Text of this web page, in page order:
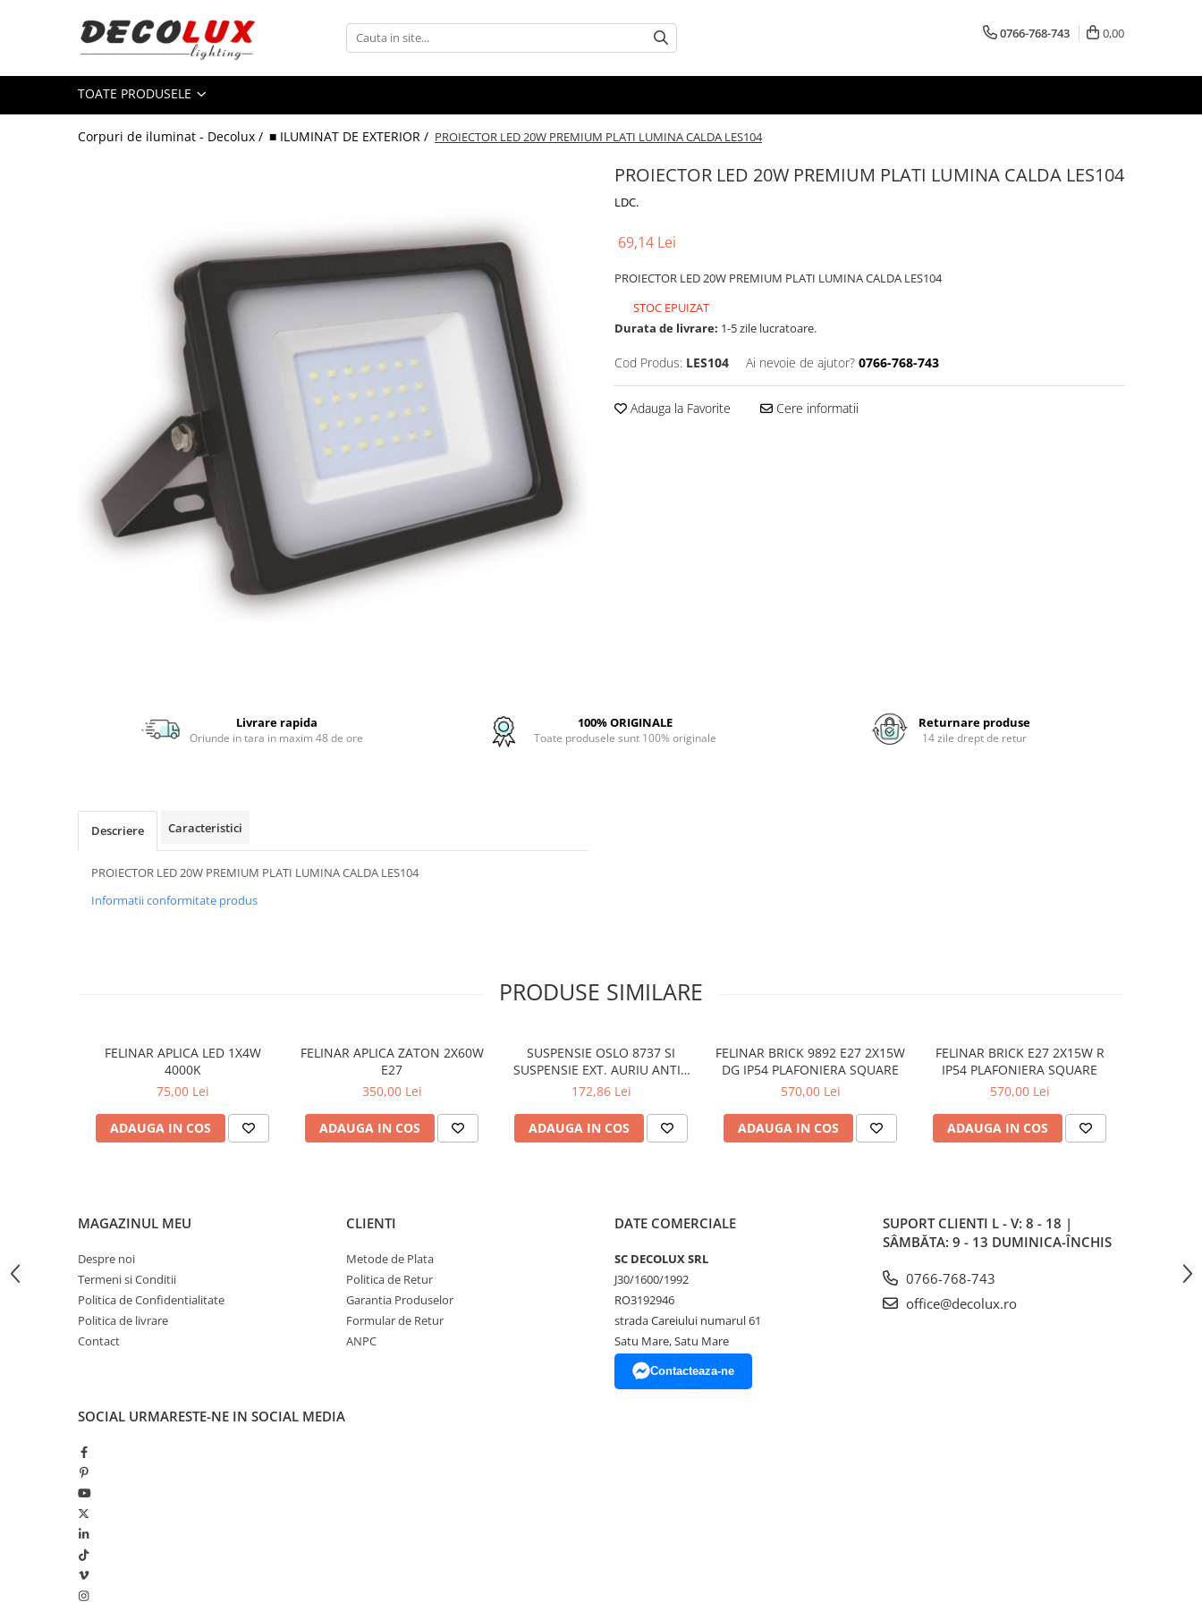
Toate Produsele
■ ILUMINAT DE INTERIOR
CANDELABRE & PENDULE CLASICE
APLICE CLASICE
CANDELABRE CRISTAL & PENDULE
PLAFONIERE MODERNE
VEIOZE MODERNE
LAMPADARE MODERNE
SUSPENSII CU LED
PLAFONIERE VINTAGE
PLAFONIERE COPII
SPOTURI APLICATE
PLAFONIERE & PENDULE DE
STALPI EXTERIOR
LAMPADARE & PENDULE DE
LAMPI SOLARE
PROIECTOARE
VEIOZE EXTERIOR
■ ILUMINAT TEHNIC
SPOTURI INCASTRATE
SPOTURI PE SINA & ACCESORII
SPOTURI APLICATE SI SUSPENSII
LAMPI EMERGENTA
BANDA LED & ACCESORII
■ ILUMINAT DECORATIV
0766-768-743 0,00
TOATE PRODUSELE
Corpuri de iluminat - Decolux / ■ ILUMINAT DE EXTERIOR / PROIECTOR LED 20W PREMIUM PLATI LUMINA CALDA LES104
PROIECTOR LED 20W PREMIUM PLATI LUMINA CALDA LES104
LDC.
69,14 Lei
PROIECTOR LED 20W PREMIUM PLATI LUMINA CALDA LES104
STOC EPUIZAT
Durata de livrare: 1-5 zile lucratoare.
Cod Produs: LES104 Ai nevoie de ajutor? 0766-768-743
Adauga la Favorite Cere informatii
Livrare rapida
Oriunde in tara in maxim 48 de ore
100% ORIGINALE
Toate produsele sunt 100% originale
Returnare produse
14 zile drept de retur
Descriere Caracteristici
PROIECTOR LED 20W PREMIUM PLATI LUMINA CALDA LES104
Informatii conformitate produs
PRODUSE SIMILARE
FELINAR APLICA LED 1X4W
4000K
75,00 Lei
ADAUGA IN COS
FELINAR APLICA ZATON 2X60W
E27
350,00 Lei
ADAUGA IN COS
SUSPENSIE OSLO 8737 SI
SUSPENSIE EXT. AURIU ANTIC
TRANSPARENT E27 1X60W
172,86 Lei
ADAUGA IN COS
FELINAR BRICK 9892 E27 2X15W
DG IP54 PLAFONIERA SQUARE
570,00 Lei
ADAUGA IN COS
FELINAR BRICK E27 2X15W R
IP54 PLAFONIERA SQUARE
570,00 Lei
ADAUGA IN COS
MAGAZINUL MEU
Despre noi
Termeni si Conditii
Politica de Confidentialitate
Politica de livrare
Contact
CLIENTI
Metode de Plata
Politica de Retur
Garantia Produselor
Formular de Retur
ANPC
DATE COMERCIALE
SC DECOLUX SRL
J30/1600/1992
RO3192946
strada Careiului numarul 61
Satu Mare, Satu Mare
Contacteaza-ne
SUPORT CLIENTI L - V: 8 - 18 |
SÂMBĂTA: 9 - 13 DUMINICA-ÎNCHIS
0766-768-743
office@decolux.ro
SOCIAL URMARESTE-NE IN SOCIAL MEDIA